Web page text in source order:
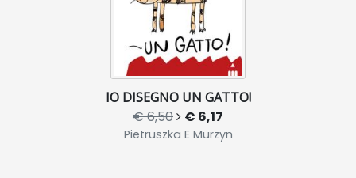
IO DISEGNO UN GATTO!
€ 6,50 € 6,17
Pietruszka E Murzyn